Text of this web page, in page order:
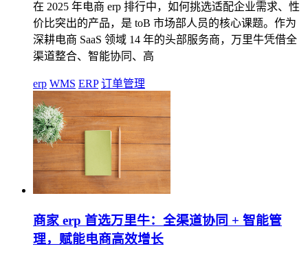
在 2025 年电商 erp 排行中，如何挑选适配企业需求、性
价比突出的产品，是 toB 市场部人员的核心课题。作为
深耕电商 SaaS 领域 14 年的头部服务商，万里牛凭借全
渠道整合、智能协同、高
erp WMS ERP 订单管理
商家 erp 首选万里牛：全渠道协同 + 智能管
理，赋能电商高效增长